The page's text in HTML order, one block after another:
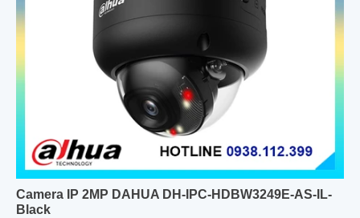
Camera IP 2MP DAHUA DH-IPC-HDBW3249E-AS-IL-
Black